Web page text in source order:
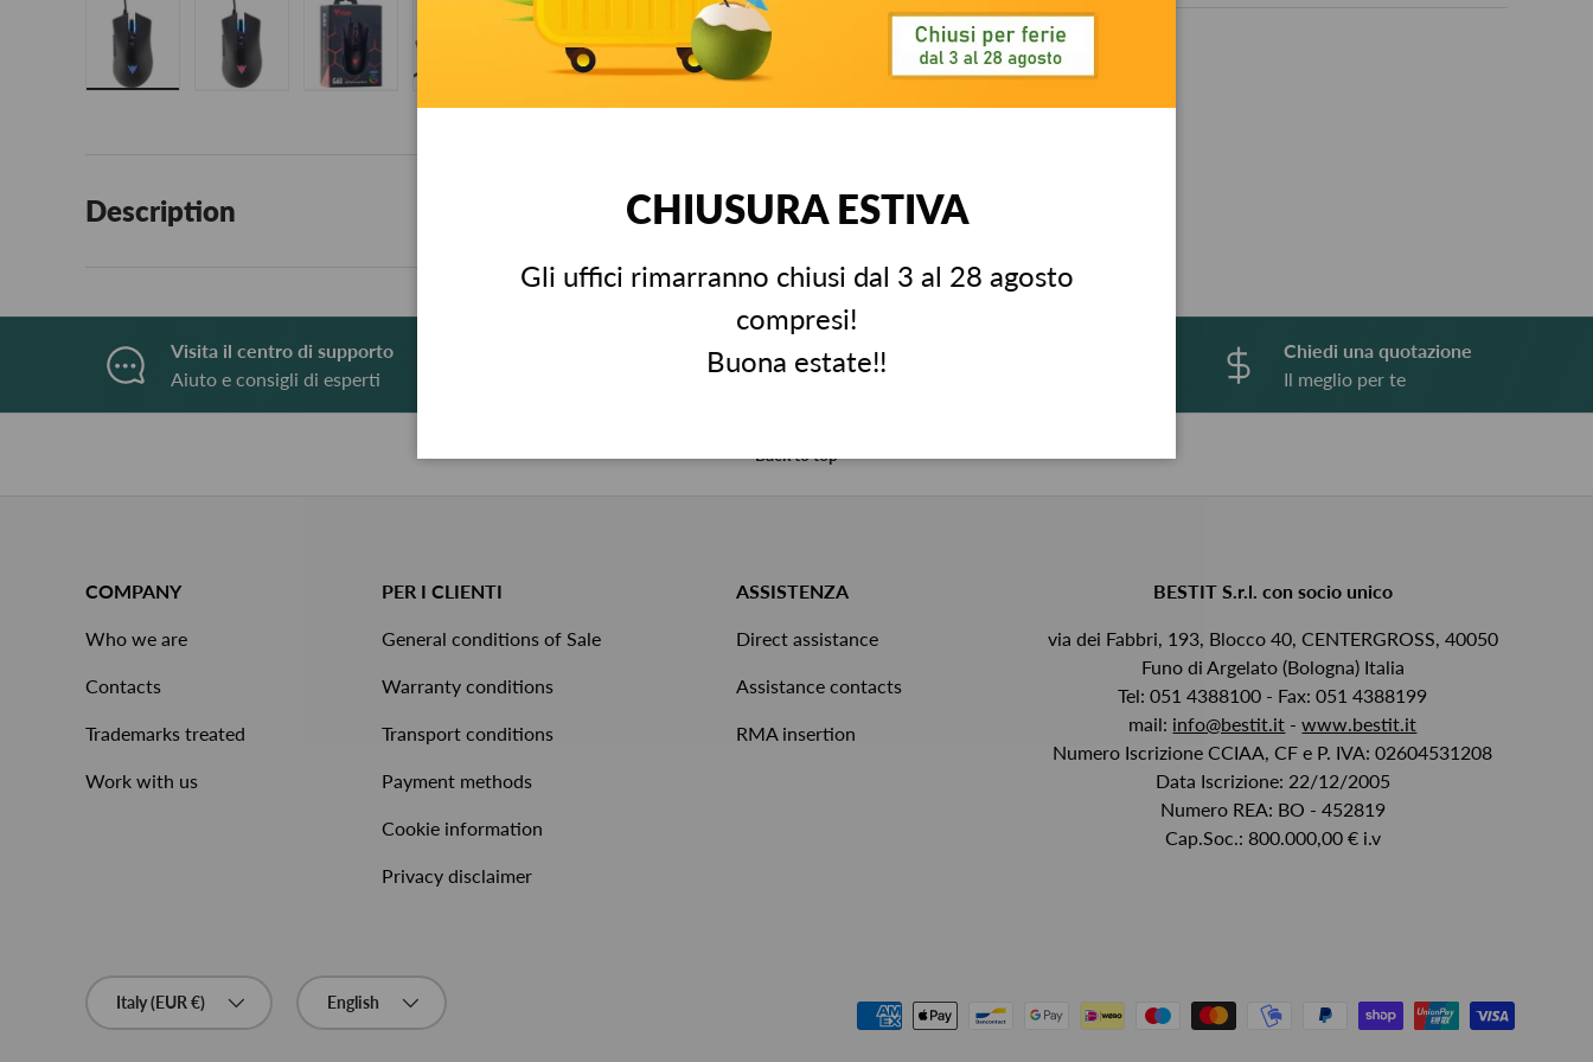
Load image 2 in gallery viewLoad image 3 in gallery view
Load image 4 in gallery view
Load image 5 in gallery view
Load image 6 in gallery view
Load image 7 in gallery view
Load image 8 in gallery view
Load image 9 in gallery view
Description CHIUSURA ESTIVA
Gli uffici rimarranno chiusi dal 3 al 28 agosto
compresi!
Buona estate!!
Visita il centro di supporto
Aiuto e consigli di esperti
Aggiornamenti & tracking
Chiedi una quotazione
Il meglio per te
Back to top
COMPANY
Who we are
Contacts
Trademarks treated
Work with us
PER I CLIENTI
General conditions of Sale
Warranty conditions
Transport conditions
Payment methods
Cookie information
Privacy disclaimer
ASSISTENZA
Direct assistance
Assistance contacts
RMA insertion
BESTIT S.r.l. con socio unico
via dei Fabbri, 193, Blocco 40, CENTERGROSS, 40050
Funo di Argelato (Bologna) Italia
Tel: 051 4388100 - Fax: 051 4388199
mail: info@bestit.it -www.bestit.it
Numero Iscrizione CCIAA, CF e P. IVA: 02604531208
Data Iscrizione: 22/12/2005
Numero REA: BO - 452819
Cap.Soc.: 800.000,00 € i.v
Payment methods accepted
Country/Region
Italy (EUR €)
Language
English